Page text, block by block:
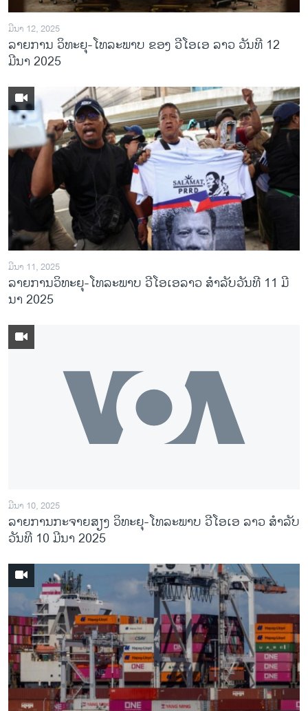
ມີນາ 12, 2025
ລາຍການ ວິທະຍຸ-ໂທລະພາບ ຂອງ ວີໂອເອ ລາວ ວັນທີ 12
ມີນາ 2025
ມີນາ 11, 2025
ລາຍການວິ​ທະ​ຍຸ-ໂທ​ລະ​ພາບ ວີໂອເອລາວ ສຳ​ລັບ​ວັນ​ທີ 11 ມີ​
ນາ 2025
ມີນາ 10, 2025
ລາຍການກະຈາຍສຽງ ວິທະຍຸ-ໂທລະພາບ ວີໂອເອ ລາວ ສຳລັບ
ວັນທີ 10 ມີນາ 2025